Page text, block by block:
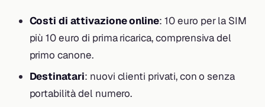
Costi di attivazione online: 10 euro per la SIM
più 10 euro di prima ricarica, comprensiva del
primo canone.
Destinatari: nuovi clienti privati, con o senza
portabilità del numero.